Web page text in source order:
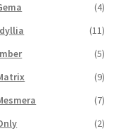
(4)
(11)
(5)
(9)
(7)
(2)